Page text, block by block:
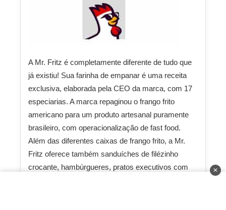
A Mr. Fritz é completamente diferente de tudo que
já existiu! Sua farinha de empanar é uma receita
exclusiva, elaborada pela CEO da marca, com 17
especiarias. A marca repaginou o frango frito
americano para um produto artesanal puramente
brasileiro, com operacionalização de fast food.
Além das diferentes caixas de frango frito, a Mr.
Fritz oferece também sanduíches de filézinho
crocante, hambúrgueres, pratos executivos com
✕